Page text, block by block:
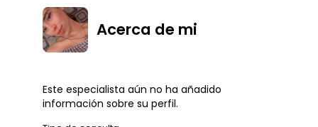
Acerca de mi
Este especialista aún no ha añadido
información sobre su perfil.